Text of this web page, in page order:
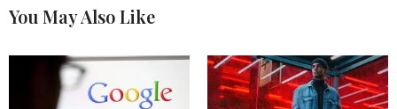
You May Also Like